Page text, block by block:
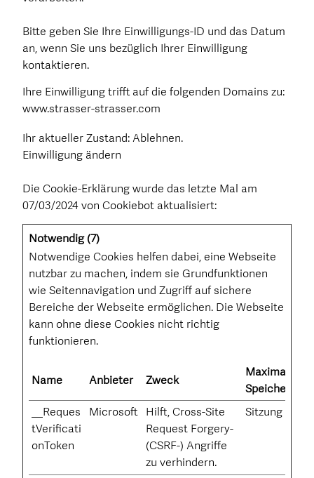
Bitte geben Sie Ihre Einwilligungs-ID und das Datum
an, wenn Sie uns bezüglich Ihrer Einwilligung
kontaktieren.
Ihre Einwilligung trifft auf die folgenden Domains zu:
www.strasser-strasser.com
Ihr aktueller Zustand: Ablehnen.
Einwilligung ändern
Die Cookie-Erklärung wurde das letzte Mal am
07/03/2024 von Cookiebot aktualisiert:
Notwendig (7)
Notwendige Cookies helfen dabei, eine Webseite
nutzbar zu machen, indem sie Grundfunktionen
wie Seitennavigation und Zugriff auf sichere
Bereiche der Webseite ermöglichen. Die Webseite
kann ohne diese Cookies nicht richtig
funktionieren.
Name Anbieter Zweck
Maximale
__Reques
tVerificati
onToken
Microsoft Hilft, Cross-Site
Request Forgery-
(CSRF-) Angriffe
zu verhindern.
Sitzung